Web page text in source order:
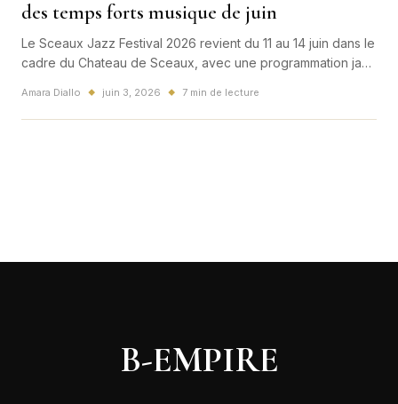
des temps forts musique de juin
Le Sceaux Jazz Festival 2026 revient du 11 au 14 juin dans le
cadre du Chateau de Sceaux, avec une programmation jazz
potentiel pour les amateurs de sorties culturelles pres de
Paris.
Amara Diallo ◆ juin 3, 2026 ◆ 7 min de lecture
B-EMPIRE